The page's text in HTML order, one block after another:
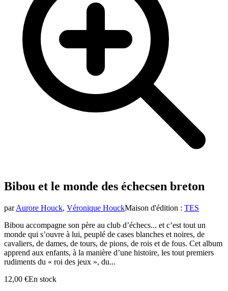
Bibou et le monde des échecsen breton
par Aurore Houck, Véronique HouckMaison d'édition : TES
Bibou accompagne son père au club d’échecs... et c’est tout un
monde qui s’ouvre à lui, peuplé de cases blanches et noires, de
cavaliers, de dames, de tours, de pions, de rois et de fous. Cet album
apprend aux enfants, à la manière d’une histoire, les tout premiers
rudiments du « roi des jeux », du...
12,00 €En stock